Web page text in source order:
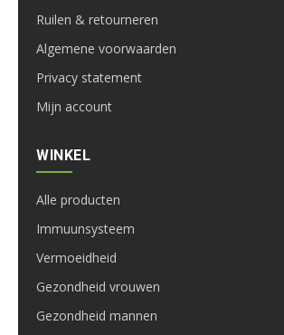
Ruilen & retourneren
Algemene voorwaarden
Privacy statement
Mijn account
WINKEL
Alle producten
Immuunsysteem
Vermoeidheid
Gezondheid vrouwen
Gezondheid mannen